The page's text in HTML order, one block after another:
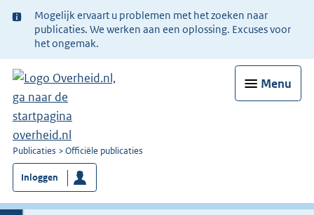
Ter
informatie:
Mogelijk ervaart u problemen met het zoeken naar
publicaties. We werken aan een oplossing. Excuses voor
het ongemak.
Menu
U
bent
nu
hier:
Publicaties Officiële publicaties
Inloggen